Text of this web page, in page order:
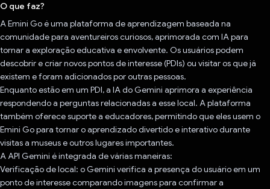
O que faz?
A Emini Go é uma plataforma de aprendizagem baseada na
comunidade para aventureiros curiosos, aprimorada com IA para
tornar a exploração educativa e envolvente. Os usuários podem
descobrir e criar novos pontos de interesse (PDIs) ou visitar os que já
existem e foram adicionados por outras pessoas.
Enquanto estão em um PDI, a IA do Gemini aprimora a experiência
respondendo a perguntas relacionadas a esse local. A plataforma
também oferece suporte a educadores, permitindo que eles usem o
Emini Go para tornar o aprendizado divertido e interativo durante
visitas a museus e outros lugares importantes.
A API Gemini é integrada de várias maneiras:
Verificação de local: o Gemini verifica a presença do usuário em um
ponto de interesse comparando imagens para confirmar a